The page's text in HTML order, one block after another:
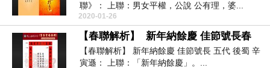
聯》： 上聯：男女平權，公說 公有理，婆...
2020-01-26
【春聯解析】 新年納餘慶 佳節號長春
【春聯解析】 新年納餘慶 佳節號長 五代 後蜀 辛
寅遜： 上聯：「新年納餘慶」。...